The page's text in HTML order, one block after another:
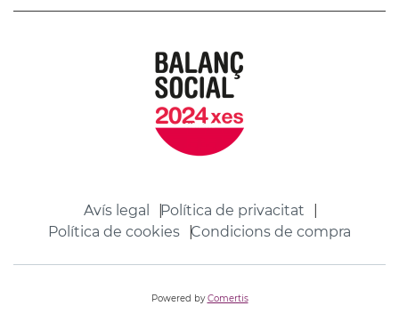
Avís legal
Política de privacitat
Política de cookies
Condicions de compra
Powered byComertis